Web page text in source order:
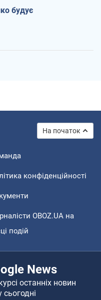
будує
На початок
конфіденційності
OBOZ.UA на
подій
News
останніх новин
сьогодні